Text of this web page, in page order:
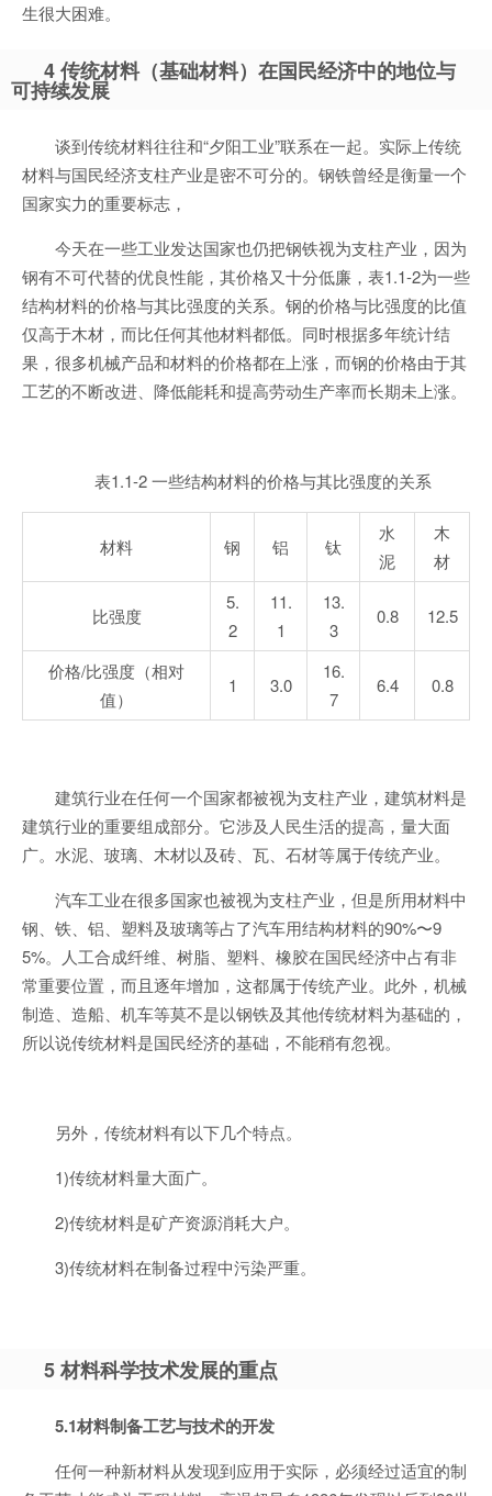
生很大困难。
4 传统材料（基础材料）在国民经济中的地位与
可持续发展
谈到传统材料往往和“夕阳工业”联系在一起。实际上传统
材料与国民经济支柱产业是密不可分的。钢铁曾经是衡量一个
国家实力的重要标志，
今天在一些工业发达国家也仍把钢铁视为支柱产业，因为
钢有不可代替的优良性能，其价格又十分低廉，表1.1-2为一些
结构材料的价格与其比强度的关系。钢的价格与比强度的比值
仅高于木材，而比任何其他材料都低。同时根据多年统计结
果，很多机械产品和材料的价格都在上涨，而钢的价格由于其
工艺的不断改进、降低能耗和提高劳动生产率而长期未上涨。
表1.1-2 一些结构材料的价格与其比强度的关系
材料 钢 铝 钛
水
泥
木
材
比强度
5.
2
11.
1
13.
3
0.8 12.5
价格/比强度（相对
值）
1 3.0
16.
7
6.4 0.8
建筑行业在任何一个国家都被视为支柱产业，建筑材料是
建筑行业的重要组成部分。它涉及人民生活的提高，量大面
广。水泥、玻璃、木材以及砖、瓦、石材等属于传统产业。
汽车工业在很多国家也被视为支柱产业，但是所用材料中
钢、铁、铝、塑料及玻璃等占了汽车用结构材料的90%〜9
5%。人工合成纤维、树脂、塑料、橡胶在国民经济中占有非
常重要位置，而且逐年增加，这都属于传统产业。此外，机械
制造、造船、机车等莫不是以钢铁及其他传统材料为基础的，
所以说传统材料是国民经济的基础，不能稍有忽视。
另外，传统材料有以下几个特点。
1)传统材料量大面广。
2)传统材料是矿产资源消耗大户。
3)传统材料在制备过程中污染严重。
5 材料科学技术发展的重点
5.1材料制备工艺与技术的开发
任何一种新材料从发现到应用于实际，必须经过适宜的制